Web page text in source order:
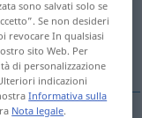
dettagli)
sono salvati solo se
Se non desideri
revocare In qualsiasi
sito Web. Per
di personalizzazione
indicazioni
Informativa sulla
Nota legale.